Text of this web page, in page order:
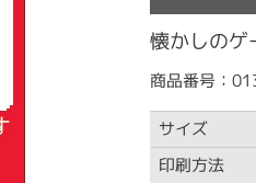
懐かしの
商品番号：
サイズ
印刷方法